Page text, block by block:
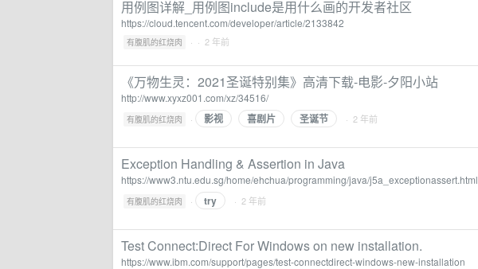
用例图详解_用例图include是用什么画的开发者社区
https://cloud.tencent.com/developer/article/2133842
有腹肌的红烧肉 · · 2 年前
《万物生灵：2021圣诞特别集》高清下载-电影-夕阳小站
http://www.xyxz001.com/xz/34516/
有腹肌的红烧肉 · 影视 喜剧片 圣诞节 · 2 年前
Exception Handling & Assertion in Java
https://www3.ntu.edu.sg/home/ehchua/programming/java/j5a_exceptionassert.html
有腹肌的红烧肉 · try · 2 年前
Test Connect:Direct For Windows on new installation.
https://www.ibm.com/support/pages/test-connectdirect-windows-new-installation